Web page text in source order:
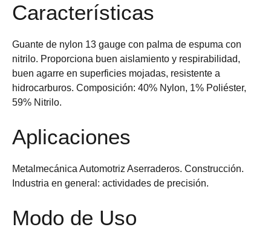
Características
Guante de nylon 13 gauge con palma de espuma con
nitrilo. Proporciona buen aislamiento y respirabilidad,
buen agarre en superficies mojadas, resistente a
hidrocarburos. Composición: 40% Nylon, 1% Poliéster,
59% Nitrilo.
Aplicaciones
Metalmecánica Automotriz Aserraderos. Construcción.
Industria en general: actividades de precisión.
Modo de Uso